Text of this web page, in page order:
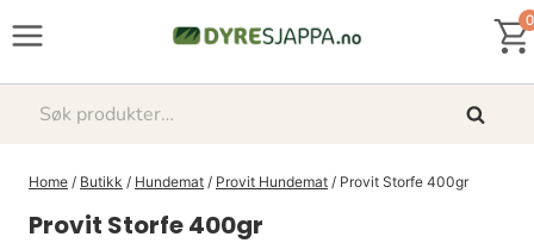
0
Søk
Søk
Home / Butikk / Hundemat / Provit Hundemat / Provit Storfe 400gr
Provit Storfe 400gr